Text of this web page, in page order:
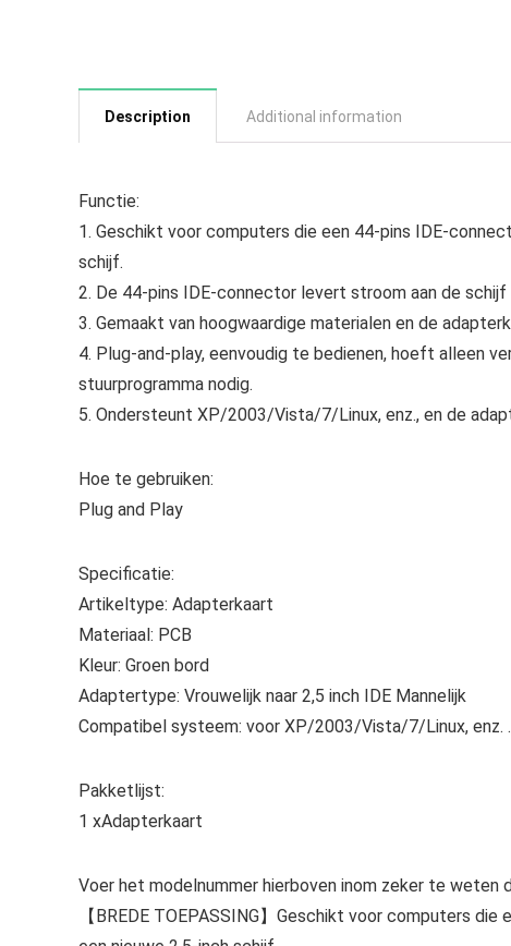
Description Additional information
Functie:
1. Geschikt voor computers die een 44-pins IDE-
schijf.
2. De 44-pins IDE-connector levert stroom aan de
3. Gemaakt van hoogwaardige materialen en de
4. Plug-and-play, eenvoudig te bedienen, hoeft alleen
stuurprogramma nodig.
5. Ondersteunt XP/2003/Vista/7/Linux, enz., en de
Hoe te gebruiken:
Plug and Play
Specificatie:
Artikeltype: Adapterkaart
Materiaal: PCB
Kleur: Groen bord
Adaptertype: Vrouwelijk naar 2,5 inch IDE Mannelijk
Compatibel systeem: voor XP/2003/Vista/7/Linux, enz. .
Pakketlijst:
1 xAdapterkaart
Voer het modelnummer hierboven inom zeker te weten
【BREDE TOEPASSING】Geschikt voor computers